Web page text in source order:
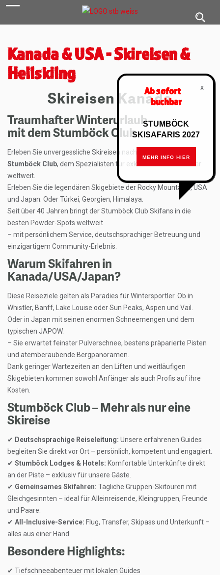
Kanada & USA - Skireisen &
Heliskiing
Skireisen Kanada
Traumhafter Winterurlaub
mit dem Stumböck Club
Erleben Sie unvergessliche Skireisen nach Kanada mit dem
Stumböck Club, dem Spezialisten für exklusive Ski-Abenteuer
weltweit.
Erleben Sie die legendären Skigebiete der Rocky Mountains, USA
und Japan. Oder Türkei, Georgien, Himalaya.
Seit über 40 Jahren bringt der Stumböck Club Skifans in die
besten Powder-Spots weltweit
– mit persönlichem Service, deutschsprachiger Betreuung und
einzigartigem Community-Erlebnis.
Warum Skifahren in
Kanada/USA/Japan?
Diese Reiseziele gelten als Paradies für Wintersportler. Ob in
Whistler, Banff, Lake Louise oder Sun Peaks, Aspen und Vail.
Oder in Japan mit seinen enormen Schneemengen und dem
typischen JAPOW.
– Sie erwartet feinster Pulverschnee, bestens präparierte Pisten
und atemberaubende Bergpanoramen.
Dank geringer Wartezeiten an den Liften und weitläufigen
Skigebieten kommen sowohl Anfänger als auch Profis auf ihre
Kosten.
Stumböck Club – Mehr als nur eine
Skireise
✔ Deutschsprachige Reiseleitung: Unsere erfahrenen Guides
begleiten Sie direkt vor Ort – persönlich, kompetent und engagiert.
✔ Stumböck Lodges & Hotels: Komfortable Unterkünfte direkt
an der Piste – exklusiv für unsere Gäste.
✔ Gemeinsames Skifahren: Tägliche Gruppen-Skitouren mit
Gleichgesinnten – ideal für Alleinreisende, Kleingruppen, Freunde
und Paare.
✔ All-Inclusive-Service: Flug, Transfer, Skipass und Unterkunft –
alles aus einer Hand.
Besondere Highlights:
✔ Tiefschneeabenteuer mit lokalen Guides
x
Ab sofort
buchbar
STUMBÖCK
SKISAFARIS 2027
MEHR INFO HIER